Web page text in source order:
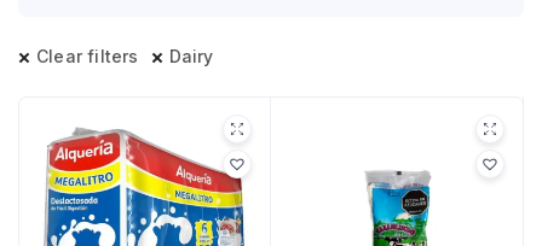
Clear filters Dairy